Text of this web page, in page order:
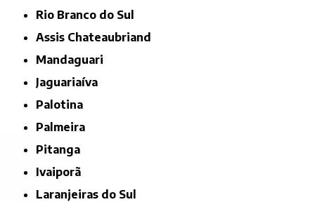
Rio Branco do Sul
Assis Chateaubriand
Mandaguari
Jaguariaíva
Palotina
Palmeira
Pitanga
Ivaiporã
Laranjeiras do Sul